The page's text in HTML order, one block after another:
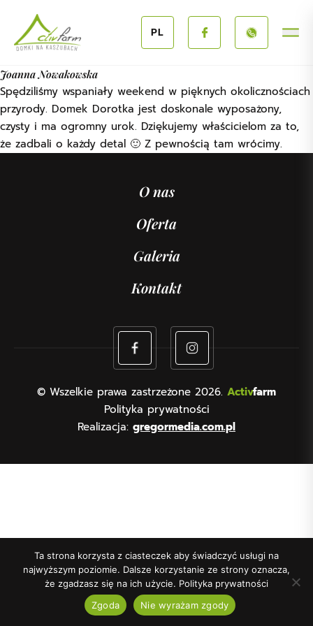
PL
Joanna Nowakowska
Spędziliśmy wspaniały weekend w pięknych okolicznościach
przyrody. Domek Dorotka jest doskonale wyposażony,
czysty i ma ogromny urok. Dziękujemy właścicielom za to,
że zadbali o każdy detal 🙂 Z pewnością tam wrócimy.
O nas
Oferta
Galeria
Kontakt
© Wszelkie prawa zastrzeżone 2026. Activfarm
Polityka prywatności
Realizacja: gregormedia.com.pl
Ta strona korzysta z ciasteczek aby świadczyć usługi na
najwyższym poziomie. Dalsze korzystanie ze strony oznacza,
że zgadzasz się na ich użycie. Polityka prywatności
Zgoda
Nie wyrażam zgody